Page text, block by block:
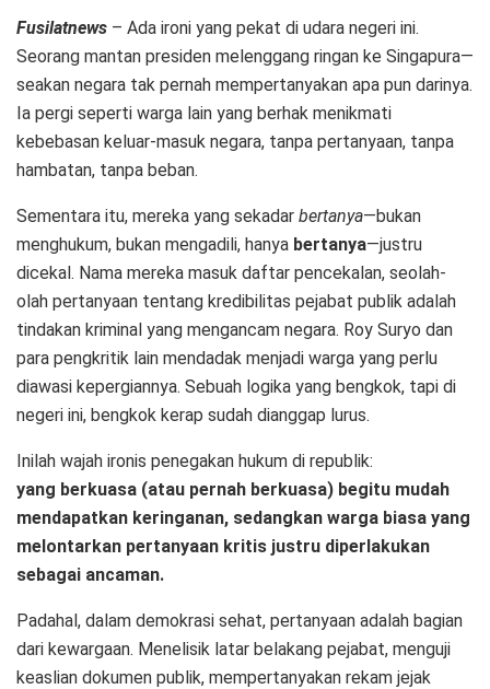
Fusilatnews – Ada ironi yang pekat di udara negeri ini.
Seorang mantan presiden melenggang ringan ke Singapura—
seakan negara tak pernah mempertanyakan apa pun darinya.
Ia pergi seperti warga lain yang berhak menikmati
kebebasan keluar-masuk negara, tanpa pertanyaan, tanpa
hambatan, tanpa beban.
Sementara itu, mereka yang sekadar bertanya—bukan
menghukum, bukan mengadili, hanya bertanya—justru
dicekal. Nama mereka masuk daftar pencekalan, seolah-
olah pertanyaan tentang kredibilitas pejabat publik adalah
tindakan kriminal yang mengancam negara. Roy Suryo dan
para pengkritik lain mendadak menjadi warga yang perlu
diawasi kepergiannya. Sebuah logika yang bengkok, tapi di
negeri ini, bengkok kerap sudah dianggap lurus.
Inilah wajah ironis penegakan hukum di republik:
yang berkuasa (atau pernah berkuasa) begitu mudah
mendapatkan keringanan, sedangkan warga biasa yang
melontarkan pertanyaan kritis justru diperlakukan
sebagai ancaman.
Padahal, dalam demokrasi sehat, pertanyaan adalah bagian
dari kewargaan. Menelisik latar belakang pejabat, menguji
keaslian dokumen publik, mempertanyakan rekam jejak